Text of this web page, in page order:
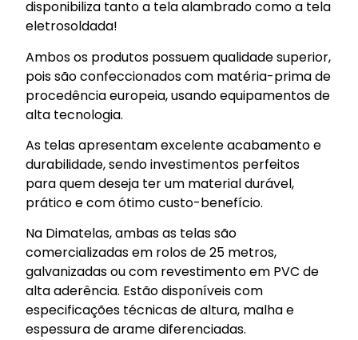
disponibiliza tanto a tela alambrado como a tela
eletrosoldada!
Ambos os produtos possuem qualidade superior,
pois são confeccionados com matéria-prima de
procedência europeia, usando equipamentos de
alta tecnologia.
As telas apresentam excelente acabamento e
durabilidade, sendo investimentos perfeitos
para quem deseja ter um material durável,
prático e com ótimo custo-benefício.
Na Dimatelas, ambas as telas são
comercializadas em rolos de 25 metros,
galvanizadas ou com revestimento em PVC de
alta aderência. Estão disponíveis com
especificações técnicas de altura, malha e
espessura de arame diferenciadas.